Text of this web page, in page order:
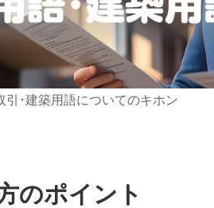
引･建築用語についてのキホン
のポイント